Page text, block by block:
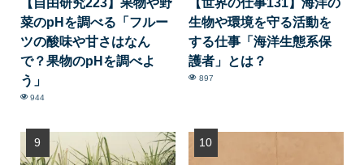
菜のpHを調べる「フルー
ツの酸味や甘さはなん
で？果物のpHを調べよ
う」
944
生物や環境を守る活動を
する仕事「海洋生態系保
護者」とは？
897